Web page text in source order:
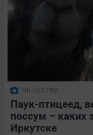
ОБЩЕСТВО
Паук-птицеед,
поссум – каких
Иркутске